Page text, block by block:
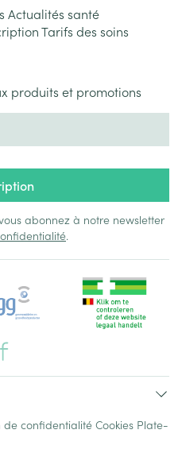
Actualités santé
Tarifs des soins
produits et promotions
abonnez à notre newsletter
.
de confidentialité Cookies Plate-